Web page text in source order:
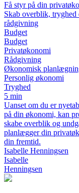
Få styr på din
Skab overblik,
rådgivning
Budget
Budget
Privatøkonomi
Rådgivning
Økonomisk
Personlig økonomi
Tryghed
5 min
Uanset om du er
på din økonomi, kan
skabe overblik og
planlægger din
din fremtid.
Isabelle Henningsen
Isabelle
Henningsen